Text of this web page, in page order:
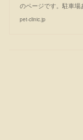
のページです。駐車場
pet-clinic.jp